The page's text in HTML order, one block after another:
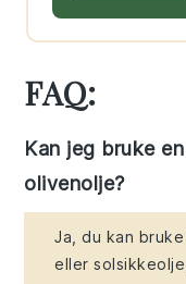
FAQ:
Kan jeg bruke
olivenolje?
Ja, du kan
eller